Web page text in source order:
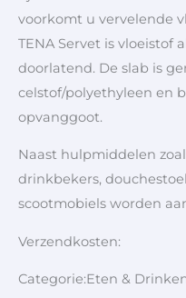
voorkomt u vervelende
TENA Servet is vloeistof
doorlatend. De slab is
celstof/polyethyleen en
opvanggoot.
Naast hulpmiddelen
drinkbekers,
scootmobiels worden
Verzendkosten:
Categorie:Eten &